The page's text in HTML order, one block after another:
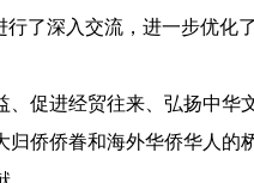
了深入交流，进一步优化
促进经贸往来、弘扬中华
侨侨眷和海外华侨华人的